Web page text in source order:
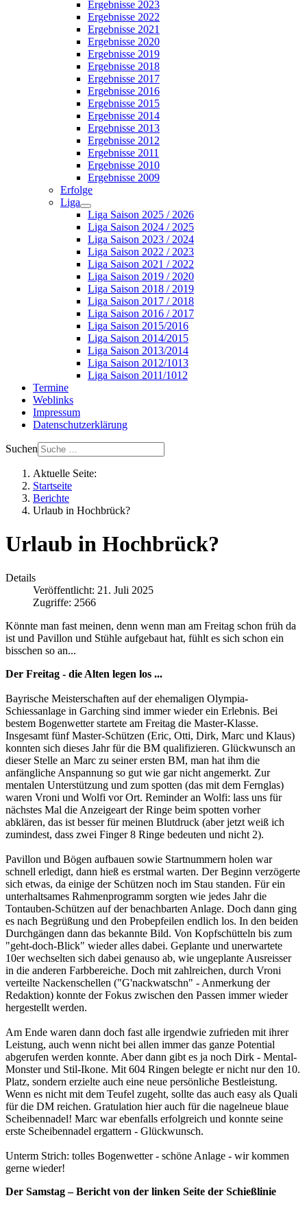
Ergebnisse 2023
Ergebnisse 2022
Ergebnisse 2021
Ergebnisse 2020
Ergebnisse 2019
Ergebnisse 2018
Ergebnisse 2017
Ergebnisse 2016
Ergebnisse 2015
Ergebnisse 2014
Ergebnisse 2013
Ergebnisse 2012
Ergebnisse 2011
Ergebnisse 2010
Ergebnisse 2009
Erfolge
Liga
Liga Saison 2025 / 2026
Liga Saison 2024 / 2025
Liga Saison 2023 / 2024
Liga Saison 2022 / 2023
Liga Saison 2021 / 2022
Liga Saison 2019 / 2020
Liga Saison 2018 / 2019
Liga Saison 2017 / 2018
Liga Saison 2016 / 2017
Liga Saison 2015/2016
Liga Saison 2014/2015
Liga Saison 2013/2014
Liga Saison 2012/1013
Liga Saison 2011/1012
Termine
Weblinks
Impressum
Datenschutzerklärung
Suchen
Aktuelle Seite:
Startseite
Berichte
Urlaub in Hochbrück?
Urlaub in Hochbrück?
Details
Veröffentlicht: 21. Juli 2025
Zugriffe: 2566
Könnte man fast meinen, denn wenn man am Freitag schon früh da
ist und Pavillon und Stühle aufgebaut hat, fühlt es sich schon ein
bisschen so an...
Der Freitag - die Alten legen los ...
Bayrische Meisterschaften auf der ehemaligen Olympia-
Schiessanlage in Garching sind immer wieder ein Erlebnis. Bei
bestem Bogenwetter startete am Freitag die Master-Klasse.
Insgesamt fünf Master-Schützen (Eric, Otti, Dirk, Marc und Klaus)
konnten sich dieses Jahr für die BM qualifizieren. Glückwunsch an
dieser Stelle an Marc zu seiner ersten BM, man hat ihm die
anfängliche Anspannung so gut wie gar nicht angemerkt. Zur
mentalen Unterstützung und zum spotten (das mit dem Fernglas)
waren Vroni und Wolfi vor Ort. Reminder an Wolfi: lass uns für
nächstes Mal die Anzeigeart der Ringe beim spotten vorher
abklären, das ist besser für meinen Blutdruck (aber jetzt weiß ich
zumindest, dass zwei Finger 8 Ringe bedeuten und nicht 2).
Pavillon und Bögen aufbauen sowie Startnummern holen war
schnell erledigt, dann hieß es erstmal warten. Der Beginn verzögerte
sich etwas, da einige der Schützen noch im Stau standen. Für ein
unterhaltsames Rahmenprogramm sorgten wie jedes Jahr die
Tontauben-Schützen auf der benachbarten Anlage. Doch dann ging
es nach Begrüßung und den Probepfeilen endlich los. In den beiden
Durchgängen dann das bekannte Bild. Von Kopfschütteln bis zum
"geht-doch-Blick" wieder alles dabei. Geplante und unerwartete
10er wechselten sich dabei genauso ab, wie ungeplante Ausreisser
in die anderen Farbbereiche. Doch mit zahlreichen, durch Vroni
verteilte Nackenschellen ("G'nackwatschn" - Anmerkung der
Redaktion) konnte der Fokus zwischen den Passen immer wieder
hergestellt werden.
Am Ende waren dann doch fast alle irgendwie zufrieden mit ihrer
Leistung, auch wenn nicht bei allen immer das ganze Potential
abgerufen werden konnte. Aber dann gibt es ja noch Dirk - Mental-
Monster und Stil-Ikone. Mit 604 Ringen belegte er nicht nur den 10.
Platz, sondern erzielte auch eine neue persönliche Bestleistung.
Wenn es nicht mit dem Teufel zugeht, sollte das auch easy als Quali
für die DM reichen. Gratulation hier auch für die nagelneue blaue
Scheibennadel! Marc war ebenfalls erfolgreich und konnte seine
erste Scheibennadel ergattern - Glückwunsch.
Unterm Strich: tolles Bogenwetter - schöne Anlage - wir kommen
gerne wieder!
Der Samstag – Bericht von der linken Seite der Schießlinie